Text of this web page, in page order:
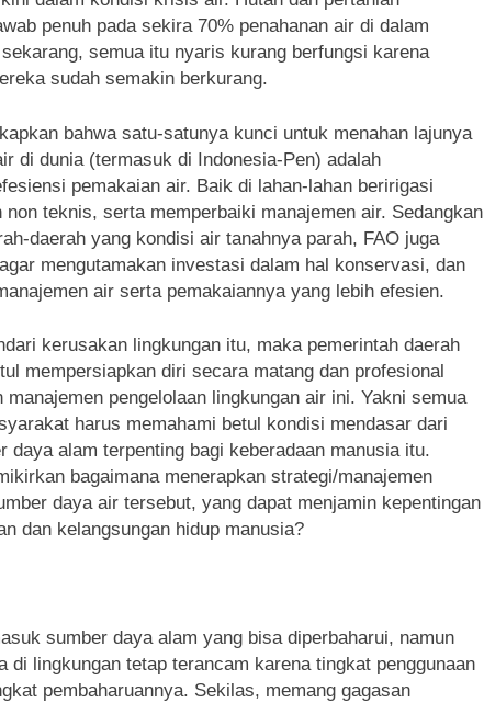
penuh pada sekira 70% penahanan air di dalam
semua itu nyaris kurang berfungsi karena
sudah semakin berkurang.
bahwa satu-satunya kunci untuk menahan lajunya
di dunia (termasuk di Indonesia-Pen) adalah
pemakaian air. Baik di lahan-lahan beririgasi
non teknis, serta memperbaiki manajemen air. Sedangkan
daerah yang kondisi air tanahnya parah, FAO juga
mengutamakan investasi dalam hal konservasi, dan
air serta pemakaiannya yang lebih efesien.
kerusakan lingkungan itu, maka pemerintah daerah
mempersiapkan diri secara matang dan profesional
manajemen pengelolaan lingkungan air ini. Yakni semua
harus memahami betul kondisi mendasar dari
daya alam terpenting bagi keberadaan manusia itu.
bagaimana menerapkan strategi/manajemen
daya air tersebut, yang dapat menjamin kepentingan
dan kelangsungan hidup manusia?
sumber daya alam yang bisa diperbaharui, namun
di lingkungan tetap terancam karena tingkat penggunaan
pembaharuannya. Sekilas, memang gagasan